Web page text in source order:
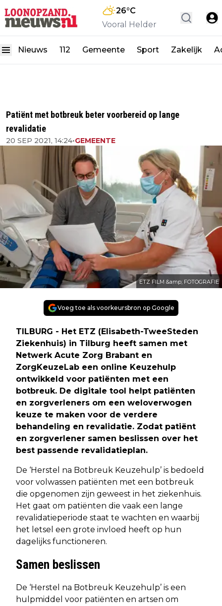
26°C
Vooral Helder
Nieuws 112 Gemeente Sport Zakelijk
Patiënt met botbreuk beter voorbereid op lange
revalidatie
20 SEP 2021, 14:24•GEMEENTE
ETZ FILM &amp; FOTOGRAFIE
Voeg toe als voorkeursbron op Google
TILBURG - Het ETZ (Elisabeth-TweeSteden
Ziekenhuis) in Tilburg heeft samen met
Netwerk Acute Zorg Brabant en
ZorgKeuzeLab een online Keuzehulp
ontwikkeld voor patiënten met een
botbreuk. De digitale tool helpt patiënten
en zorgverleners om een weloverwogen
keuze te maken voor de verdere
behandeling en revalidatie. Zodat patiënt
en zorgverlener samen beslissen over het
best passende revalidatieplan.
De ‘Herstel na Botbreuk Keuzehulp’ is bedoeld
voor volwassen patiënten met een botbreuk
die opgenomen zijn geweest in het ziekenhuis.
Het gaat om patiënten die vaak een lange
revalidatieperiode staat te wachten en waarbij
het letsel een grote invloed heeft op hun
dagelijks functioneren.
Samen beslissen
De ‘Herstel na Botbreuk Keuzehulp’ is een
hulpmiddel voor patiënten en artsen om